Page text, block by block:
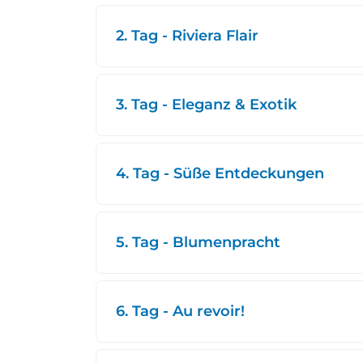
2. Tag - Riviera Flair
3. Tag - Eleganz & Exotik
4. Tag - Süße Entdeckungen
5. Tag - Blumenpracht
6. Tag - Au revoir!